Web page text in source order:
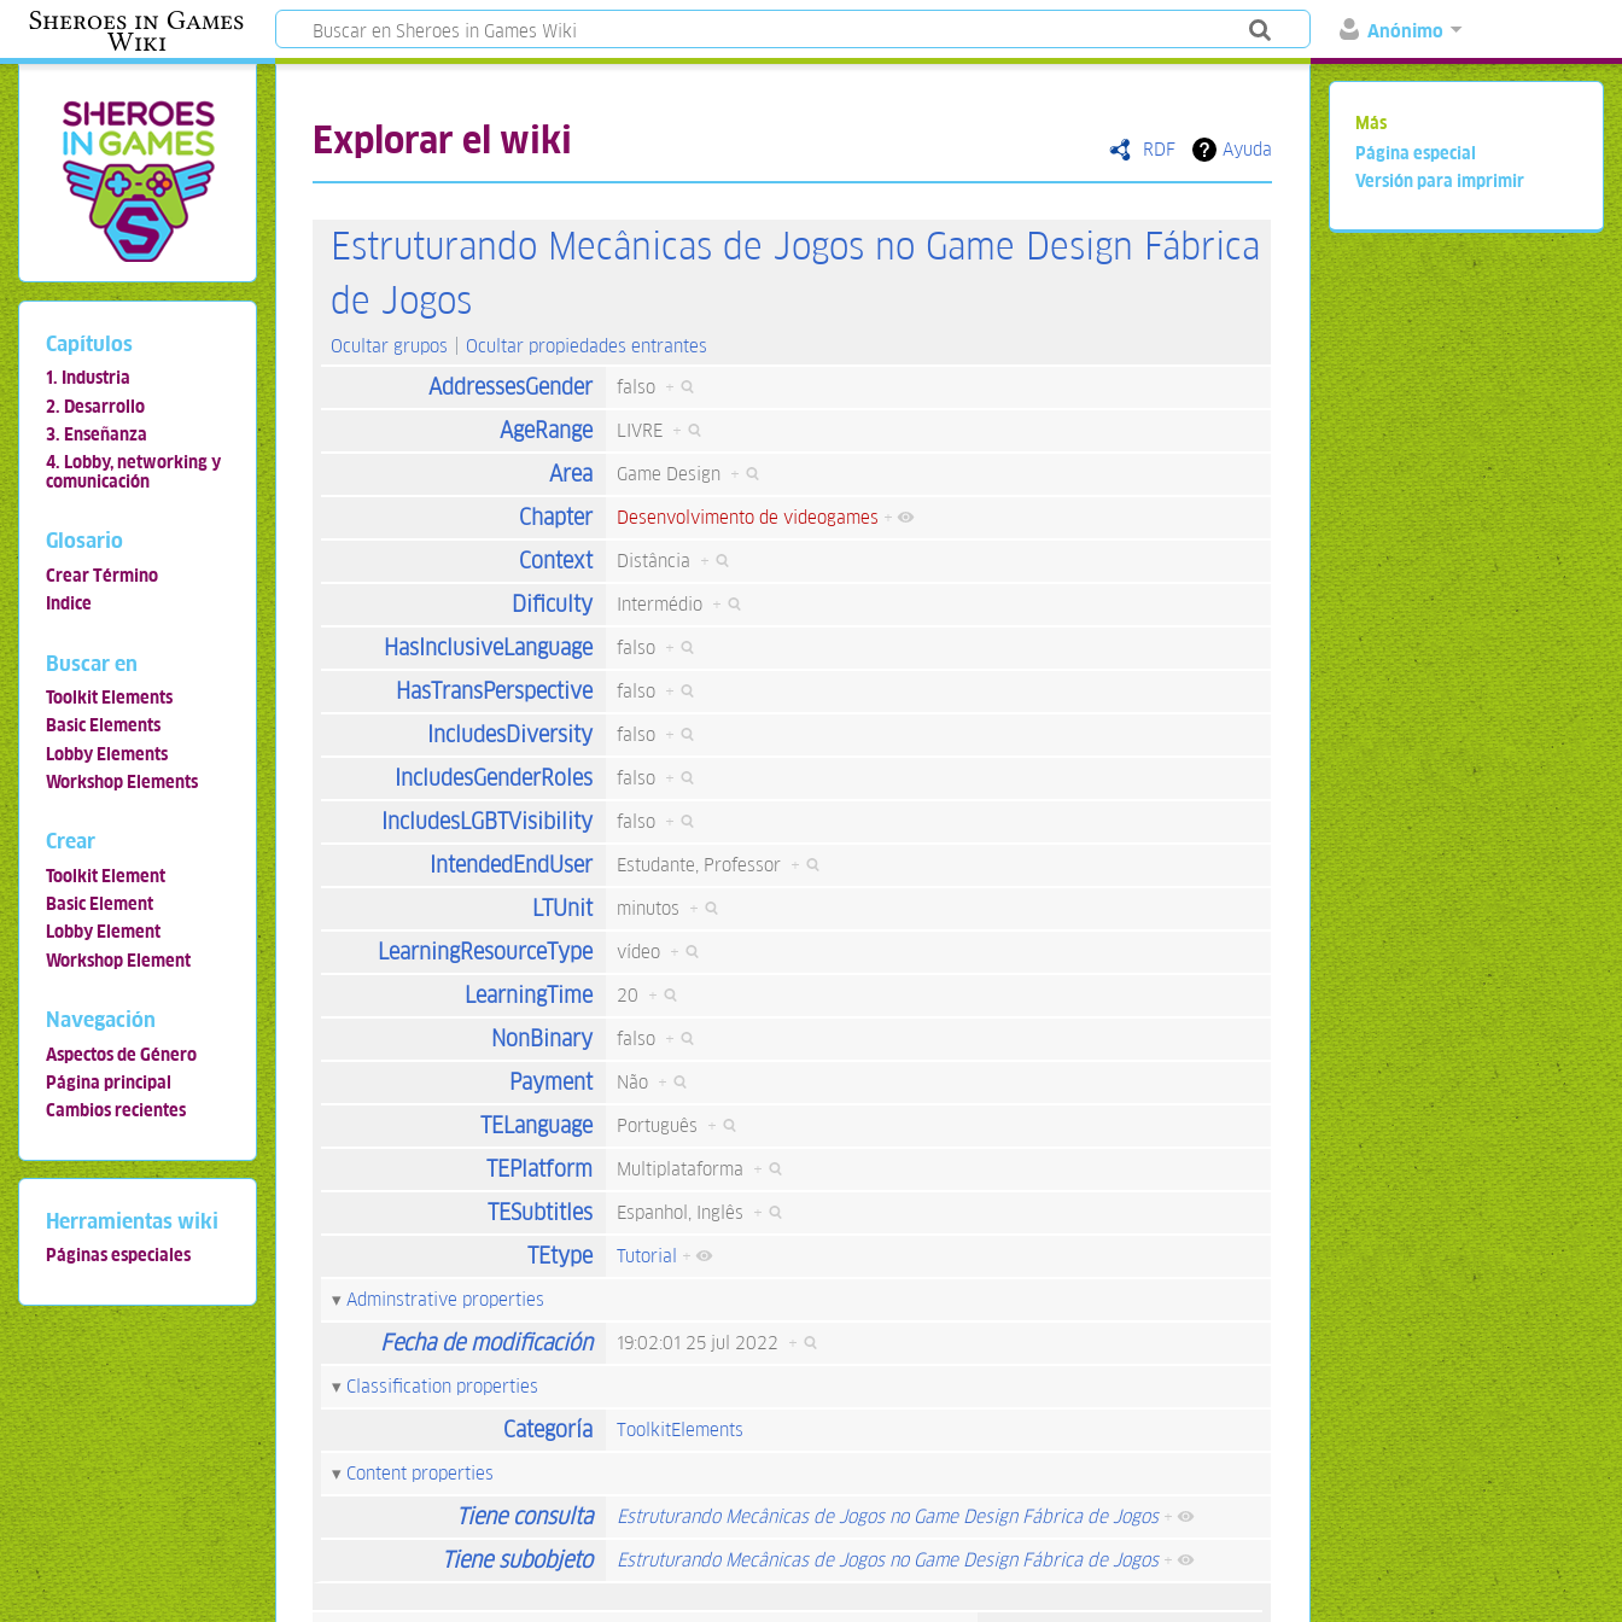
Anónimo
Sheroes in Games
Wiki
RDF Ayuda
Explorar el wiki
Estruturando Mecânicas de Jogos no Game Design Fábrica
de Jogos
Ocultar grupos Ocultar propiedades entrantes
AddressesGender falso +
AgeRange LIVRE +
Area Game Design +
Chapter Desenvolvimento de videogames +
Context Distância +
Dificulty Intermédio +
HasInclusiveLanguage falso +
HasTransPerspective falso +
IncludesDiversity falso +
IncludesGenderRoles falso +
IncludesLGBTVisibility falso +
IntendedEndUser Estudante, Professor +
LTUnit minutos +
LearningResourceType vídeo +
LearningTime 20 +
NonBinary falso +
Payment Não +
TELanguage Português +
TEPlatform Multiplataforma +
TESubtitles Espanhol, Inglês +
TEtype Tutorial +
Adminstrative properties
Fecha de modificación 19:02:01 25 jul 2022 +
Classification properties
Categoría
ToolkitElements
Content properties
Tiene consulta Estruturando Mecânicas de Jogos no Game Design Fábrica de Jogos +
Tiene subobjeto Estruturando Mecânicas de Jogos no Game Design Fábrica de Jogos +
Capítulos
1. Industria
2. Desarrollo
3. Enseñanza
4. Lobby, networking y
comunicación
Glosario
Crear Término
Indice
Buscar en
Toolkit Elements
Basic Elements
Lobby Elements
Workshop Elements
Crear
Toolkit Element
Basic Element
Lobby Element
Workshop Element
Navegación
Aspectos de Género
Página principal
Cambios recientes
Herramientas wiki
Páginas especiales
Más
Página especial
Versión para imprimir